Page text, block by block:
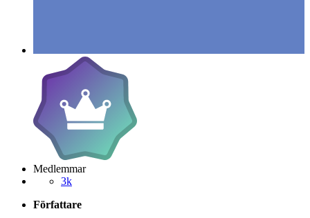
Medlemmar
3k
Författare